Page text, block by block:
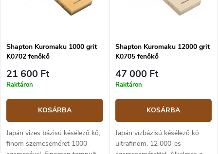
Shapton Kuromaku 1000 grit
K0702 fenőkő
21 600 Ft
Raktáron
KOSÁRBA
Japán vizes bázisú késélező kő,
finom szemcseméret 1000
Shapton Kuromaku 12000 grit
K0705 fenőkő
47 000 Ft
Raktáron
KOSÁRBA
Japán vízbázisú késélező kő
ultrafinom, 12 000-es